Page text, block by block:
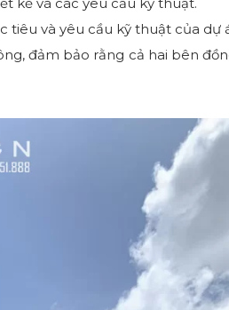
tiêu và yêu cầu kỹ thuật của dự
đảm bảo rằng cả hai bên